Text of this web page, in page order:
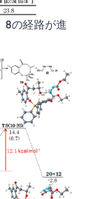
8の経路が進